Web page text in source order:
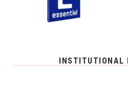
INSTITUTIONAL